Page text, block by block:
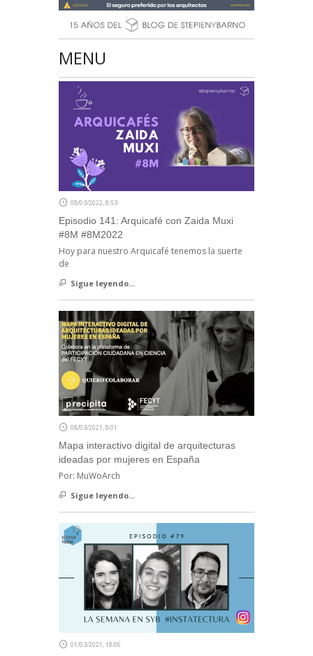
MENU
08/03/2022, 8:53
Episodio 141: Arquicafé con Zaida Muxi
#8M #8M2022
Hoy para nuestro Arquicafé tenemos la suerte
de
Sigue leyendo...
08/03/2021, 8:01
Mapa interactivo digital de arquitecturas
ideadas por mujeres en España
Por: MuWoArch
Sigue leyendo...
01/03/2021, 18:06